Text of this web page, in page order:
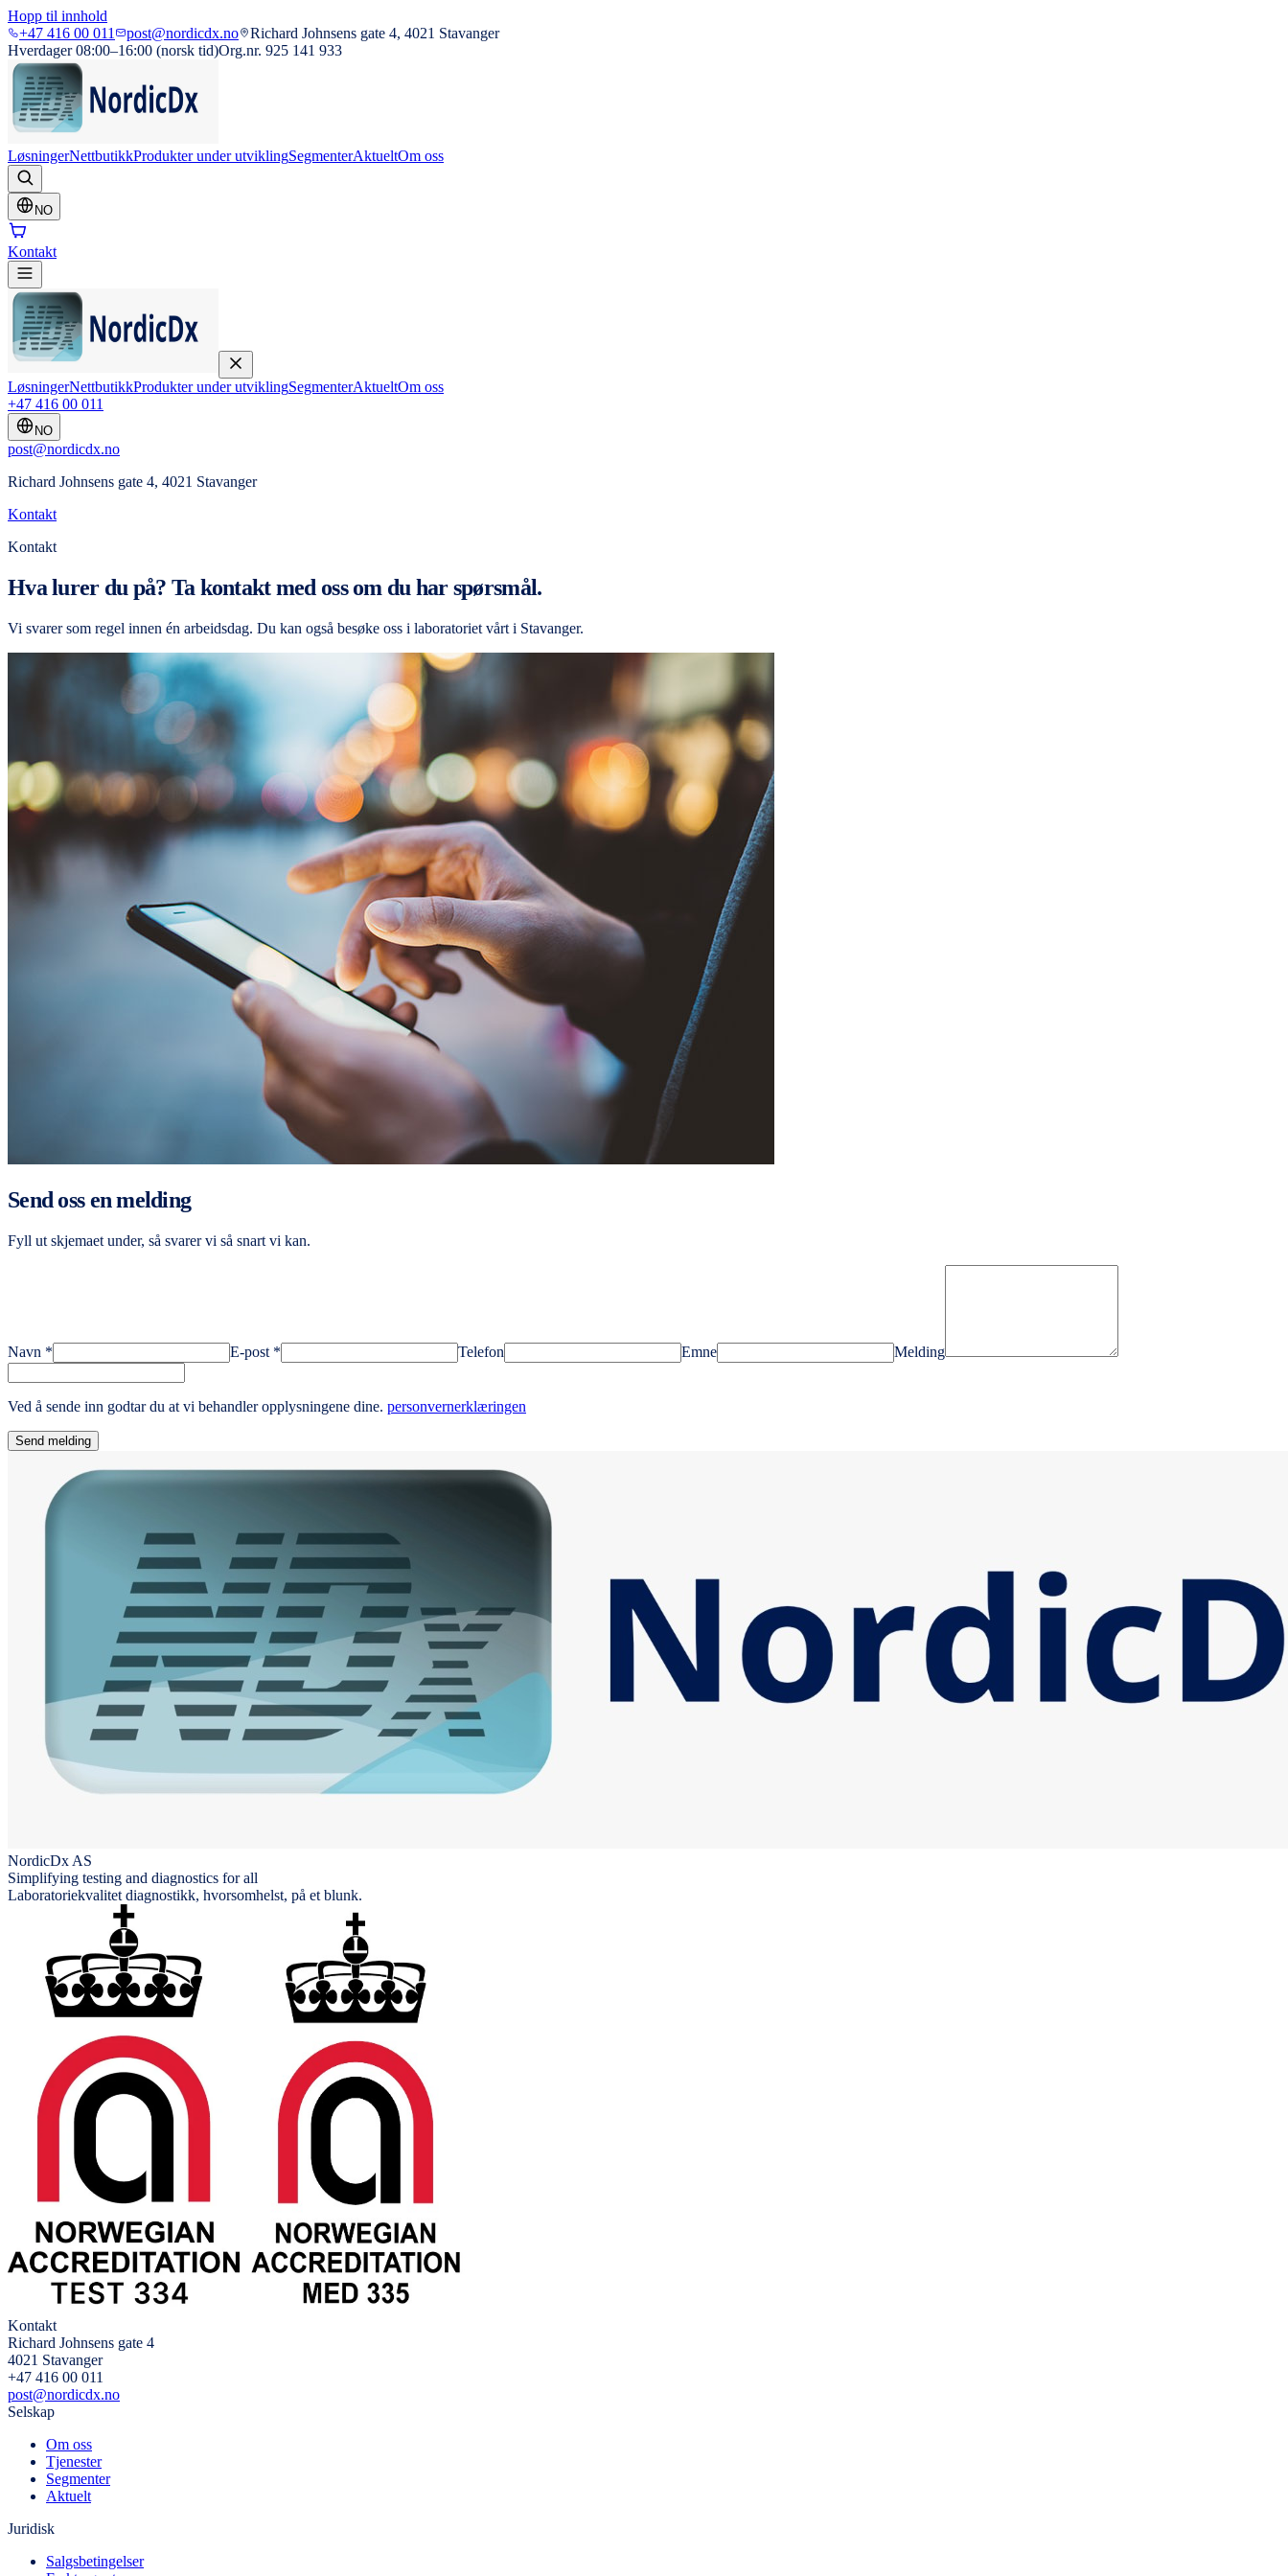
Hopp til innhold
+47 416 00 011
post@nordicdx.no
Richard Johnsens gate 4, 4021 Stavanger
Hverdager 08:00–16:00 (norsk tid)Org.nr. 925 141 933
LøsningerNettbutikkProdukter under utviklingSegmenterAktueltOm oss
NO
Kontakt
LøsningerNettbutikkProdukter under utviklingSegmenterAktueltOm oss
+47 416 00 011
NO
post@nordicdx.no
Richard Johnsens gate 4, 4021 Stavanger
Kontakt
Kontakt
Hva lurer du på? Ta kontakt med oss om du har spørsmål.
Vi svarer som regel innen én arbeidsdag. Du kan også besøke oss i laboratoriet vårt i Stavanger.
Send oss en melding
Fyll ut skjemaet under, så svarer vi så snart vi kan.
Navn * E-post * Telefon Emne Melding
Ved å sende inn godtar du at vi behandler opplysningene dine. personvernerklæringen
Send melding
NordicDx AS
Simplifying testing and diagnostics for all
Laboratoriekvalitet diagnostikk, hvorsomhelst, på et blunk.
Kontakt
Richard Johnsens gate 4
4021 Stavanger
+47 416 00 011
post@nordicdx.no
Selskap
Om oss
Tjenester
Segmenter
Aktuelt
Juridisk
Salgsbetingelser